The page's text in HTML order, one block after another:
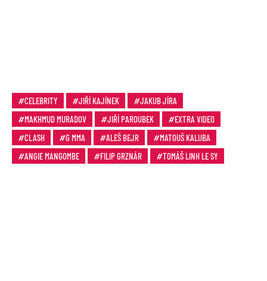
CELEBRITY JIŘÍ KAJÍNEK
JAKUB JÍRA
MAKHMUD MURADOV
JIŘÍ PAROUBEK
EXTRA VIDEO
CLASH
G MMA ALEŠ BEJR
MATOUŠ KALUBA
ANGIE MANGOMBE
FILIP GRZNÁR TOMÁŠ LINH LE SY